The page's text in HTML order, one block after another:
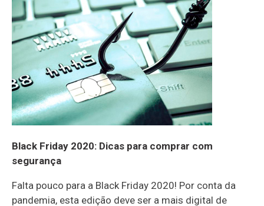
Black Friday 2020: Dicas para comprar com
segurança
Falta pouco para a Black Friday 2020! Por conta da
pandemia, esta edição deve ser a mais digital de